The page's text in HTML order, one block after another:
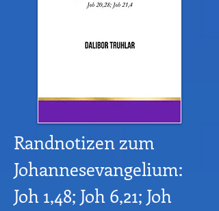
Randnotizen zum
Johannesevangelium:
Joh 1,48; Joh 6,21; Joh